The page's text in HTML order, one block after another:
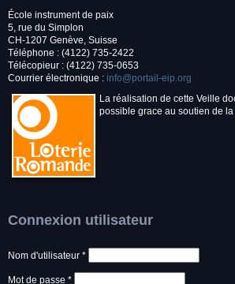
École instrument de paix
5, rue du Simplon
CH-1207 Genève, Suisse
Téléphone : (4122) 735-2422
Télécopieur : (4122) 735-0653
Courrier électronique : info@portail-eip.org
La réalisation de cette Veille
possible grace au soutien de la
Connexion utilisateur
Nom d'utilisateur *
Mot de passe *